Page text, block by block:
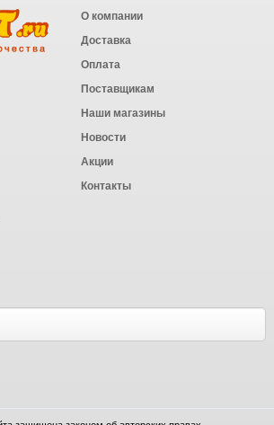
О компании
Доставка
Оплата
Поставщикам
Наши магазины
Новости
Акции
Контакты